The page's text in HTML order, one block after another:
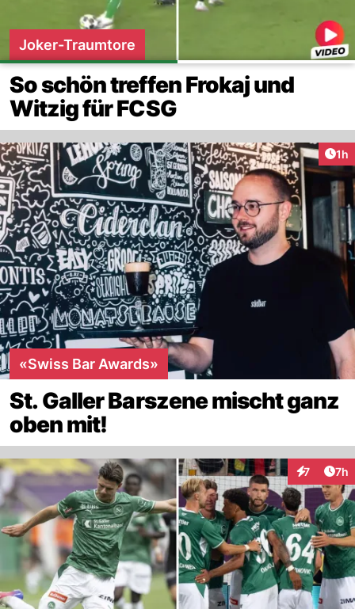
Joker-Traumtore
So schön treffen Frokaj und
Witzig für FCSG
1h
«Swiss Bar Awards»
St. Galler Barszene mischt ganz
oben mit!
7 7h